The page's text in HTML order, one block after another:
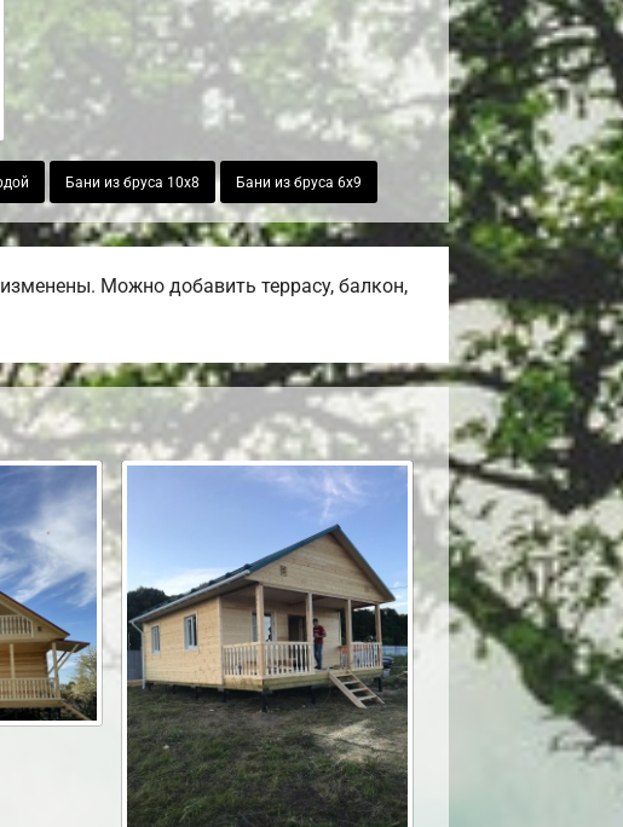
Бани из бруса 10х8 Бани из бруса 6х9
Можно добавить террасу, балкон,